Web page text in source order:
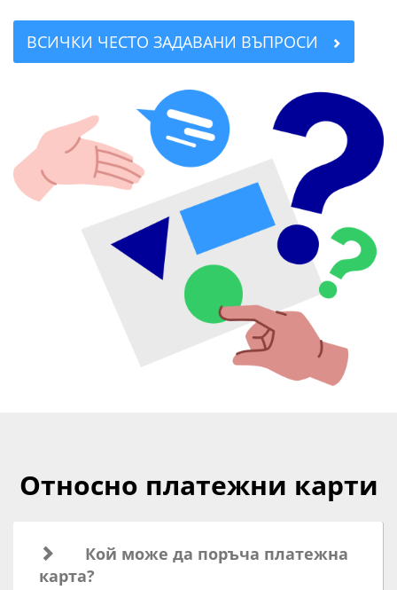
ВСИЧКИ ЧЕСТО ЗАДАВАНИ ВЪПРОСИ
Относно платежни карти
Кой може да поръча платежна
карта?